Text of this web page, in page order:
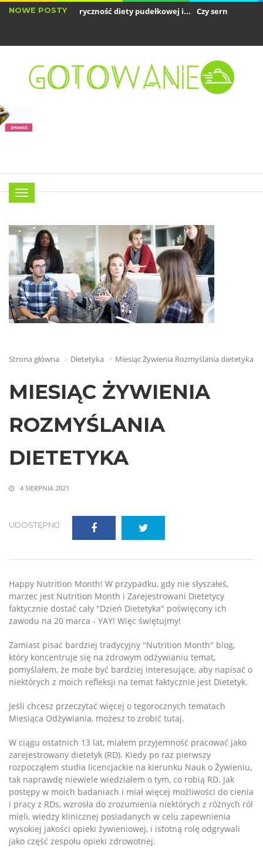
NOWE POSTY
obliczyć kaloryczność diety pudełkowej i... Czy sernik jest dobrym
Menu
Strona główna Dietetyka Miesiąc Żywienia Rozmyślania dietetyka
MIESIĄC ŻYWIENIA
ROZMYŚLANIA
DIETETYKA
4 SIERPNIA 2021
UDOSTĘPNIJ:
Happy Nutrition Month! W przypadku, gdy nie słyszałeś,
marzec jest Nutrition Month i Zarejestrowani Dietetycy
faktycznie dostać cały "Dzień Dietetyka" poświęcony ich
zawodu na 20 marca - YAY! Więc świętujmy!
Zamiast pisać bardziej tradycyjny "Nutrition Month" blog,
który koncentruje się na zdrowym odżywianiu temat,
pomyślałem, że może być bardziej interesujące, aby napisać o
niektórych z moich refleksji na temat faktycznie jest Dietetyk.
Jeśli chcesz przeczytać więcej o tegorocznych tematach
Miesiąca Odżywiania, możesz to zrobić tutaj.
W ciągu ostatnich 13 lat, miałem przyjemność pracować jako
zarejestrowany dietetyk (RD). Kiedy po raz pierwszy
rozpocząłem studia licencjackie na kierunku Nauk o Żywieniu,
tak naprawdę niewiele wiedziałem o tym, co robią RD. Jak
postępy w moich badaniach i miał więcej możliwości do cienia
i pracy z RDs, wzrosła do zrozumienia niektórych z różnych ról
mieli, wiedzy klinicznej posiadanych w celu zapewnienia
wysokiej jakości opieki żywieniowej, i istotną rolę odgrywali
jako część zespołu opieki zdrowotnej.